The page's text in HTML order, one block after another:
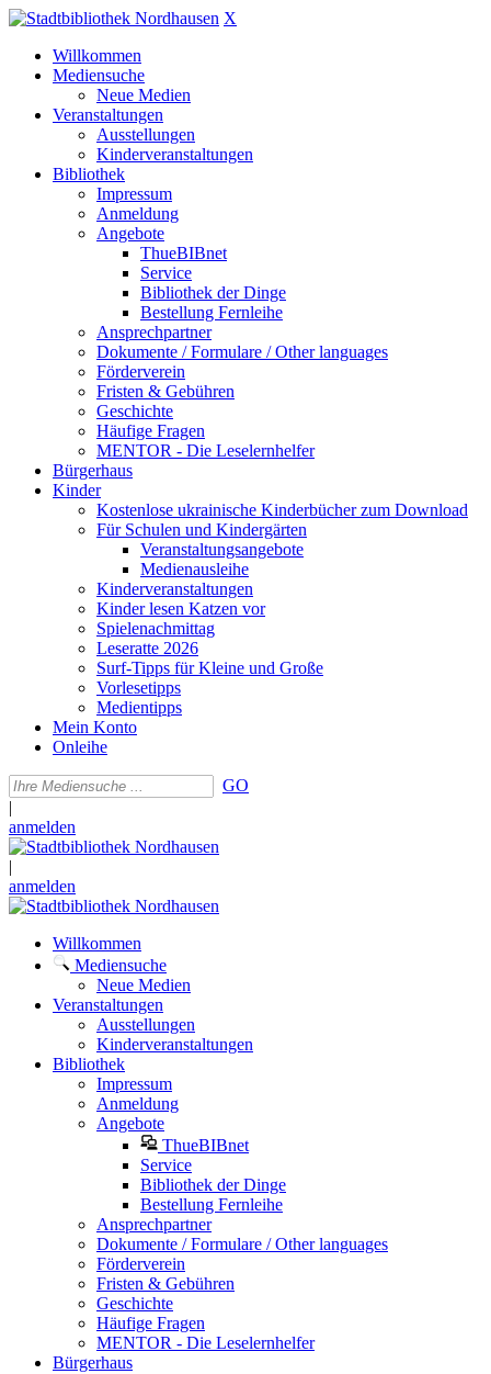
X
Willkommen
Mediensuche
Neue Medien
Veranstaltungen
Ausstellungen
Kinderveranstaltungen
Bibliothek
Impressum
Anmeldung
Angebote
ThueBIBnet
Service
Bibliothek der Dinge
Bestellung Fernleihe
Ansprechpartner
Dokumente / Formulare / Other languages
Förderverein
Fristen & Gebühren
Geschichte
Häufige Fragen
MENTOR - Die Leselernhelfer
Bürgerhaus
Kinder
Kostenlose ukrainische Kinderbücher zum Download
Für Schulen und Kindergärten
Veranstaltungsangebote
Medienausleihe
Kinderveranstaltungen
Kinder lesen Katzen vor
Spielenachmittag
Leseratte 2026
Surf-Tipps für Kleine und Große
Vorlesetipps
Medientipps
Mein Konto
Onleihe
GO
|
anmelden
|
anmelden
Willkommen
Mediensuche
Neue Medien
Veranstaltungen
Ausstellungen
Kinderveranstaltungen
Bibliothek
Impressum
Anmeldung
Angebote
ThueBIBnet
Service
Bibliothek der Dinge
Bestellung Fernleihe
Ansprechpartner
Dokumente / Formulare / Other languages
Förderverein
Fristen & Gebühren
Geschichte
Häufige Fragen
MENTOR - Die Leselernhelfer
Bürgerhaus